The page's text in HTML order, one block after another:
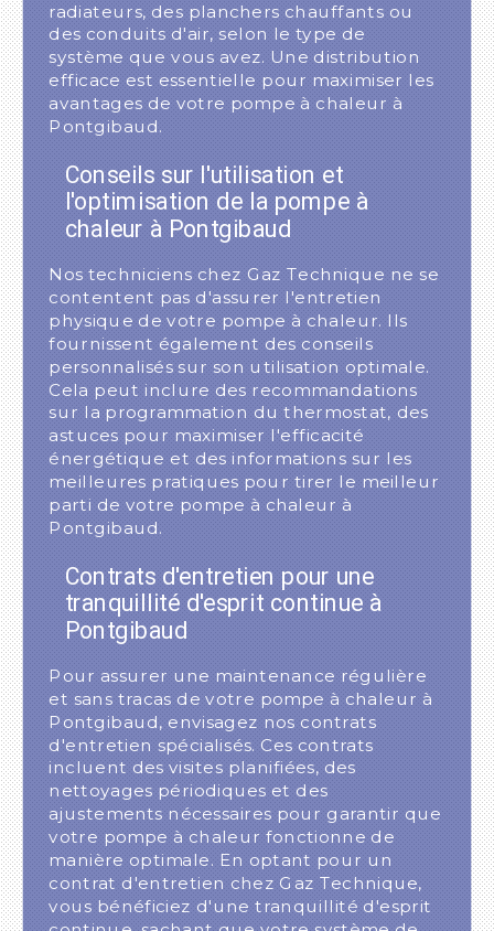
radiateurs, des planchers chauffants ou
des conduits d'air, selon le type de
système que vous avez. Une distribution
efficace est essentielle pour maximiser les
avantages de votre pompe à chaleur à
Pontgibaud.
Conseils sur l'utilisation et
l'optimisation de la pompe à
chaleur à Pontgibaud
Nos techniciens chez Gaz Technique ne se
contentent pas d'assurer l'entretien
physique de votre pompe à chaleur. Ils
fournissent également des conseils
personnalisés sur son utilisation optimale.
Cela peut inclure des recommandations
sur la programmation du thermostat, des
astuces pour maximiser l'efficacité
énergétique et des informations sur les
meilleures pratiques pour tirer le meilleur
parti de votre pompe à chaleur à
Pontgibaud.
Contrats d'entretien pour une
tranquillité d'esprit continue à
Pontgibaud
Pour assurer une maintenance régulière
et sans tracas de votre pompe à chaleur à
Pontgibaud, envisagez nos contrats
d'entretien spécialisés. Ces contrats
incluent des visites planifiées, des
nettoyages périodiques et des
ajustements nécessaires pour garantir que
votre pompe à chaleur fonctionne de
manière optimale. En optant pour un
contrat d'entretien chez Gaz Technique,
vous bénéficiez d'une tranquillité d'esprit